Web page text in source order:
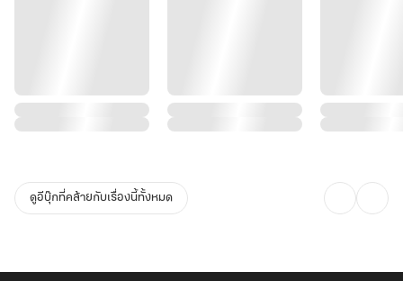
ดูอีบุ๊กที่คล้ายกับเรื่องนี้ทั้งหมด